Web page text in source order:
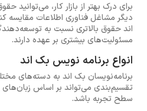
برای درک بهتر از بازار کار، می‌توانید
دیگر مشاغل فناوری اطلاعات مقایسه
اند حقوق بالاتری نسبت به
مسئولیت‌های بیشتری بر عهده دارند.
انواع برنامه نویس بک اند
برنامه‌نویسان بک اند به دسته‌های
تقسیم‌بندی می‌تواند بر اساس زبان‌های
سطح تجربه باشد.